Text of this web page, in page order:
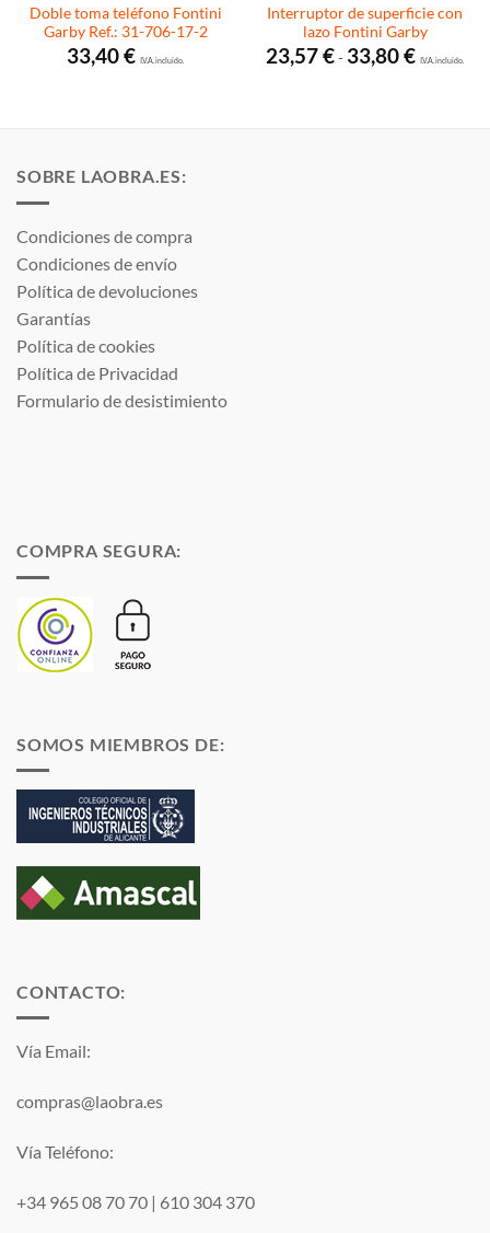
Doble toma teléfono Fontini
Garby Ref.: 31-706-17-2
33,40€ I.V.A. incluido.
Interruptor de superficie con
lazo Fontini Garby
23,57€- 33,80€Rango
de
I.V.A. incluido.
SOBRE LAOBRA.ES:
Condiciones de compra
Condiciones de envío
Política de devoluciones
Garantías
Política de cookies
Política de Privacidad
Formulario de desistimiento
COMPRA SEGURA:
SOMOS MIEMBROS DE:
CONTACTO:
Vía Email:
compras@laobra.es
Vía Teléfono:
+34 965 08 70 70 | 610 304 370